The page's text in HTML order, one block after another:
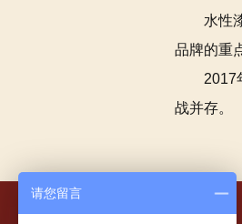
水性
品牌的重
2017
战并存。
请您留言